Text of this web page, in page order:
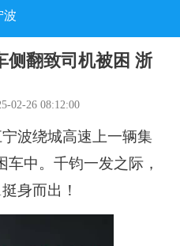
波
侧翻致司机被困 浙
02-26 08:12:00
波绕城高速上一辆集
中。千钧一发之际，
挺身而出！